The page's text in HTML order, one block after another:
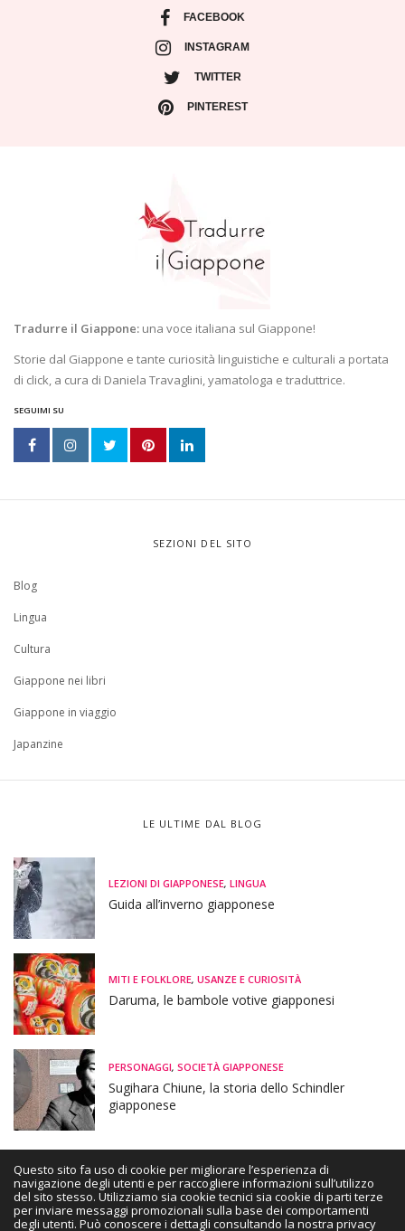
FACEBOOK
INSTAGRAM
TWITTER
PINTEREST
Tradurre il Giappone: una voce italiana sul Giappone!
Storie dal Giappone e tante curiosità linguistiche e culturali a portata
di click, a cura di Daniela Travaglini, yamatologa e traduttrice.
SEGUIMI SU
SEZIONI DEL SITO
Blog
Lingua
Cultura
Giappone nei libri
Giappone in viaggio
Japanzine
LE ULTIME DAL BLOG
LEZIONI DI GIAPPONESE, LINGUA
Guida all’inverno giapponese
MITI E FOLKLORE, USANZE E CURIOSITÀ
Daruma, le bambole votive giapponesi
PERSONAGGI, SOCIETÀ GIAPPONESE
Sugihara Chiune, la storia dello Schindler
giapponese
HOME CHI SONO PRIVACY | COOKIE POLICY DISCLAIMER
Questo sito fa uso di cookie per migliorare l’esperienza di
navigazione degli utenti e per raccogliere informazioni sull’utilizzo
del sito stesso. Utilizziamo sia cookie tecnici sia cookie di parti terze
per inviare messaggi promozionali sulla base dei comportamenti
degli utenti. Può conoscere i dettagli consultando la nostra privacy